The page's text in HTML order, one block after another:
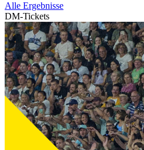
Alle Ergebnisse
DM-Tickets